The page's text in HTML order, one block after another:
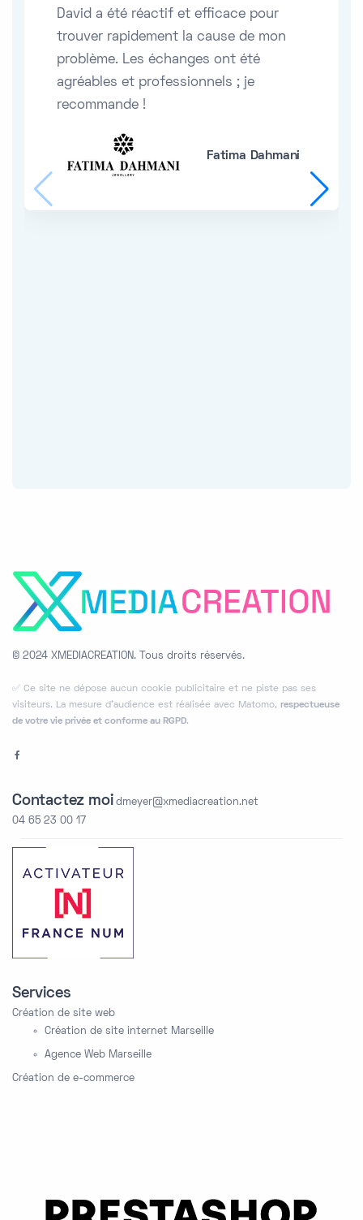
David a été réactif et efficace pour
trouver rapidement la cause de mon
problème. Les échanges ont été
agréables et professionnels ; je
recommande !
Fatima Dahmani
© 2024 XMEDIACREATION. Tous droits réservés.
✅ Ce site ne dépose aucun cookie publicitaire et ne piste pas ses
visiteurs. La mesure d’audience est réalisée avec Matomo, respectueuse
de votre vie privée et conforme au RGPD.
Contactez moi dmeyer@xmediacreation.net
04 65 23 00 17
Services
Création de site web
Création de site internet Marseille
Agence Web Marseille
Création de e-commerce